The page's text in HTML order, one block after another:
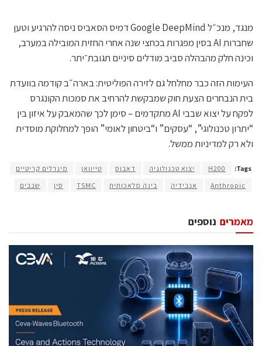
מנגד, מנכ״ל Google DeepMind דמיס הסאביס ניסה להרגיע וטען
שחברות AI בסין מפגרות בכחצי שנה אחרי החזית המובילה במערב,
וכינה חלק מהבהלה סביב מודלים סיניים תגובת־יתר.
העימות הזה כבר מחלחל גם לזירה הפוליטית: בארה״ב קודמה בוועדת
בית הנבחרים הצעת חוק שמבקשת להרחיב את סמכות הקונגרס
לפקח על יצוא שבבי AI מתקדמים – סימן לכך שהמאבק על איזון בין
“יתרון טכנולוגי”, “עסקים” ו“ביטחון לאומי” הופך למחלוקת מוסדית
ולא רק למדיניות ממשל.
Tags:
H200 יצוא טכנולוגיה דאבוס טייוואן
מינרלים קריטיים
Anthropic
אנבידיה בינה מלאכותית TSMC סין שבבים
נוספים מאמרים